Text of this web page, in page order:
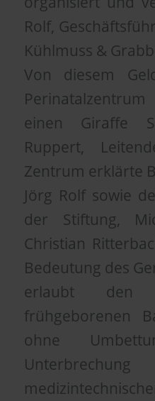
Rolf,
Kühlmuss &
Von diesem
einen Giraffe
Ruppert,
Zentrum erklärte
Jörg Rolf sowie
der Stiftung,
Christian
Bedeutung des
erlaubt den
frühgeborenen
ohne